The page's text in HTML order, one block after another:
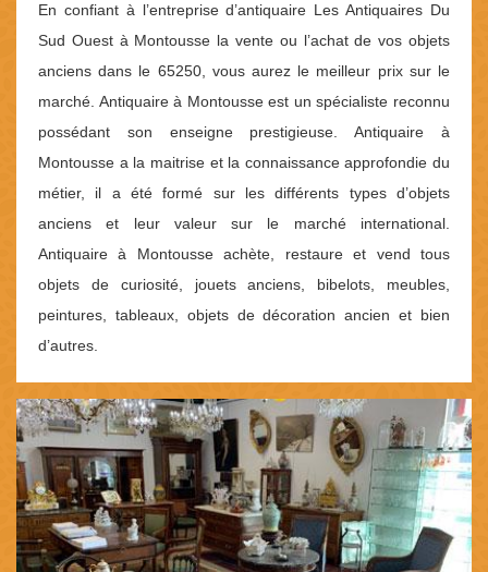
En confiant à l’entreprise d’antiquaire Les Antiquaires Du
Sud Ouest à Montousse la vente ou l’achat de vos objets
anciens dans le 65250, vous aurez le meilleur prix sur le
marché. Antiquaire à Montousse est un spécialiste reconnu
possédant son enseigne prestigieuse. Antiquaire à
Montousse a la maitrise et la connaissance approfondie du
métier, il a été formé sur les différents types d’objets
anciens et leur valeur sur le marché international.
Antiquaire à Montousse achète, restaure et vend tous
objets de curiosité, jouets anciens, bibelots, meubles,
peintures, tableaux, objets de décoration ancien et bien
d’autres.